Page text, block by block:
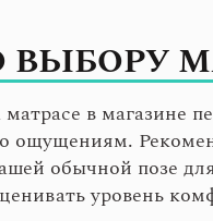
ВЫБОРУ
в магазине
ощущениям.
обычной позе
уровень